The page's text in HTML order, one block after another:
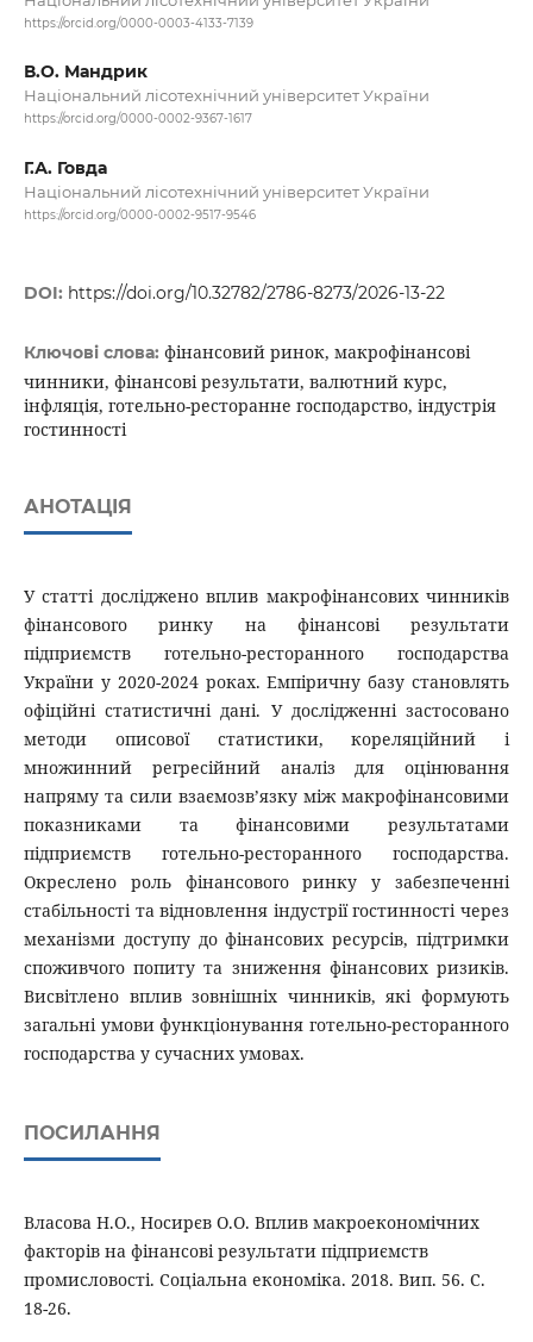
https://orcid.org/0000-0003-4133-7139
В.О. Мандрик
Національний лісотехнічний університет України
https://orcid.org/0000-0002-9367-1617
Г.А. Говда
Національний лісотехнічний університет України
https://orcid.org/0000-0002-9517-9546
DOI: https://doi.org/10.32782/2786-8273/2026-13-22
Ключові слова: фінансовий ринок, макрофінансові
чинники, фінансові результати, валютний курс,
інфляція, готельно-ресторанне господарство, індустрія
гостинності
АНОТАЦІЯ
У статті досліджено вплив макрофінансових чинників
фінансового ринку на фінансові результати
підприємств готельно-ресторанного господарства
України у 2020-2024 роках. Емпіричну базу становлять
офіційні статистичні дані. У дослідженні застосовано
методи описової статистики, кореляційний і
множинний регресійний аналіз для оцінювання
напряму та сили взаємозв’язку між макрофінансовими
показниками та фінансовими результатами
підприємств готельно-ресторанного господарства.
Окреслено роль фінансового ринку у забезпеченні
стабільності та відновлення індустрії гостинності через
механізми доступу до фінансових ресурсів, підтримки
споживчого попиту та зниження фінансових ризиків.
Висвітлено вплив зовнішніх чинників, які формують
загальні умови функціонування готельно-ресторанного
господарства у сучасних умовах.
ПОСИЛАННЯ
Власова Н.О., Носирєв О.О. Вплив макроекономічних
факторів на фінансові результати підприємств
промисловості. Соціальна економіка. 2018. Вип. 56. С.
18-26.